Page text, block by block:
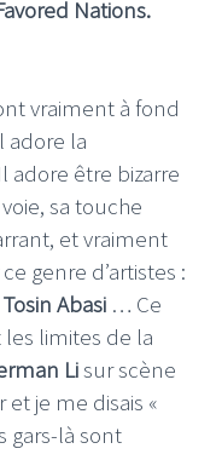
Nations.
vraiment à fond
adore la
adore être bizarre
sa touche
et vraiment
genre d’artistes :
Tosin Abasi … Ce
limites de la
Lisur scène
et je me disais «
gars-là sont